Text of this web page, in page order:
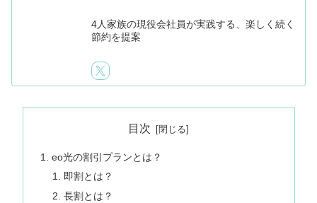
4人家族の現役会社員が実践する、楽しく続く
節約を提案
目次
eo光の割引プランとは？
即割とは？
長割とは？